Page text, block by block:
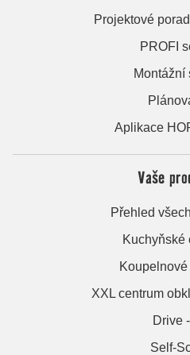
Projektové
PROFI
Montážní
Aplikace
Vaše
Přehled
Kuchyňské
XXL centrum
Drive
Self-